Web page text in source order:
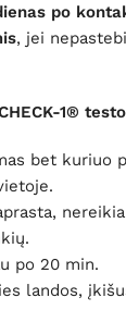
po
, jei
1®
bet kuriuo
po 20 min.
landos,